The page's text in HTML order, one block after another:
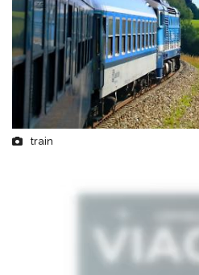
train